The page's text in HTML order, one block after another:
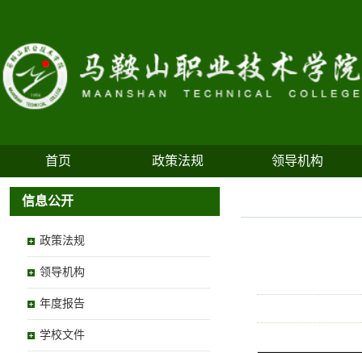
首页 政策法规 领导机构
信息公开
政策法规
领导机构
年度报告
学校文件